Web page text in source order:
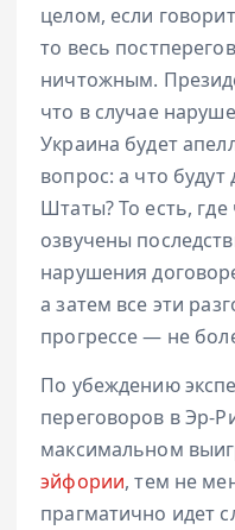
целом, если
то весь
ничтожным.
что в случае
Украина будет
вопрос: а что
Штаты? То есть,
озвучены
нарушения
а затем все эти
прогрессе — не
По убеждению
переговоров в Эр-
максимальном
эйфории, тем не
прагматично идет